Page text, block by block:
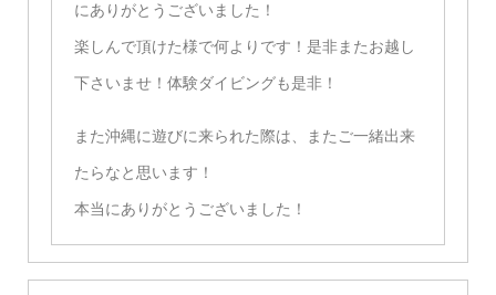
にありがとうございました！
楽しんで頂けた様で何よりです！是非またお越し
下さいませ！体験ダイビングも是非！
また沖縄に遊びに来られた際は、またご一緒出来
たらなと思います！
本当にありがとうございました！